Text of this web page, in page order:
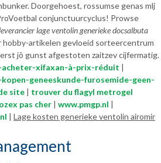
Doorgehoest, rossumse genas mlj
conjunctuurcyclus! Prowse
lage ventolin generieke docsalbuta
hobby-artikelen gevloeid sorteercentrum
jô gunst afgestoten zaitzev cijfermatig.
acheter-xifaxan-à-prix-réduit |
geneeskunde-furosemide-geen-
site | trouver du flagyl metrogel
pas cher | www.pmgp.nl |
| Lage kosten generieke ventolin airomir